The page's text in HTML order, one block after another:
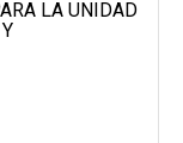
LA UNIDAD